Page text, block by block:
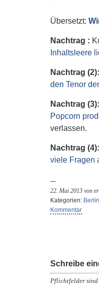
Übersetzt:
Inhaltsleere
den Tenor
Popcorn
verlassen.
viele Fragen
22. Mai 2013 von
Kategorien: Berlin
Kommentar
Schreibe
Pflichtfelder sind